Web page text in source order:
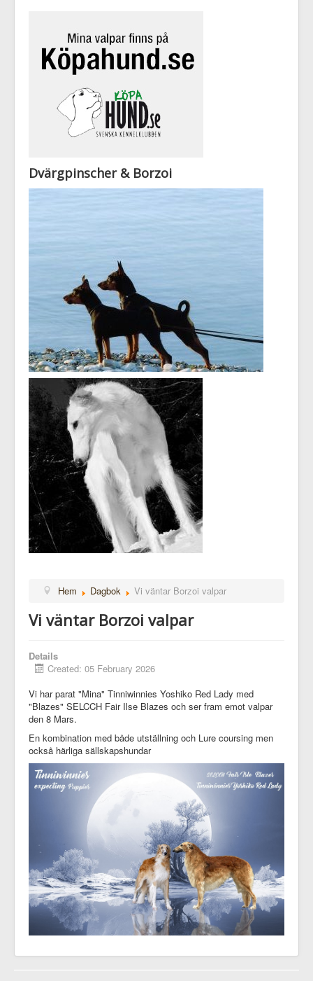
Dvärgpinscher & Borzoi
Hem Dagbok Vi väntar Borzoi valpar
Vi väntar Borzoi valpar
Details
Created: 05 February 2026
Vi har parat "Mina" Tinniwinnies Yoshiko Red Lady med
"Blazes" SELCCH Fair Ilse Blazes och ser fram emot valpar
den 8 Mars.
En kombination med både utställning och Lure coursing men
också härliga sällskapshundar